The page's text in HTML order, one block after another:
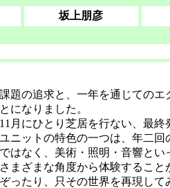
坂上朋彦
題の追求と、一年を通じてのエ
になりました。
月にひとり芝居を行ない、最
ニットの特色の一つは、年二
はなく、美術・照明・音響と
まざまな角度から体験するこ
ったり、只その世界を再現し